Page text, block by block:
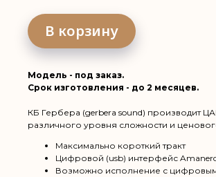
В корзину
Модель - под заказ.
Срок изготовления - до 2 месяцев.
КБ Гербера (gerbera sound) производит
различного уровня сложности и
Максимально короткий тракт
Цифровой (usb) интерфейс
Возможно исполнение с